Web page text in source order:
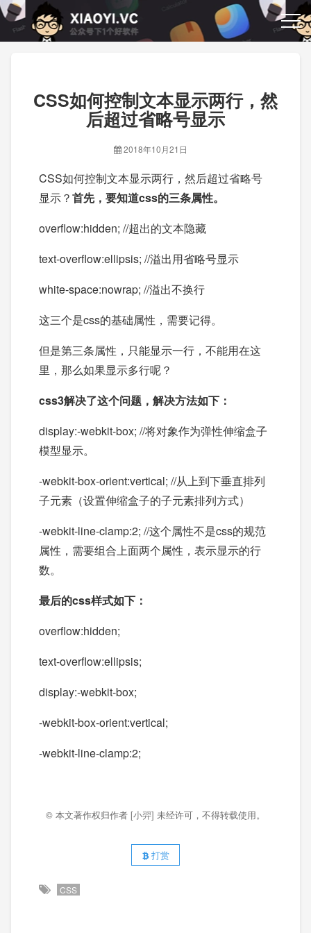
CSS如何控制文本显示两行，然
后超过省略号显示
2018年10月21日
CSS如何控制文本显示两行，然后超过省略号
显示？首先，要知道css的三条属性。
overflow:hidden; //超出的文本隐藏
text-overflow:ellipsis; //溢出用省略号显示
white-space:nowrap; //溢出不换行
这三个是css的基础属性，需要记得。
但是第三条属性，只能显示一行，不能用在这
里，那么如果显示多行呢？
css3解决了这个问题，解决方法如下：
display:-webkit-box; //将对象作为弹性伸缩盒子
模型显示。
-webkit-box-orient:vertical; //从上到下垂直排列
子元素（设置伸缩盒子的子元素排列方式）
-webkit-line-clamp:2; //这个属性不是css的规范
属性，需要组合上面两个属性，表示显示的行
数。
最后的css样式如下：
overflow:hidden;
text-overflow:ellipsis;
display:-webkit-box;
-webkit-box-orient:vertical;
-webkit-line-clamp:2;
© 本文著作权归作者 [小羿] 未经许可，不得转载使用。
打赏
CSS